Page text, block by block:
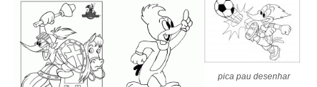
pica pau desenhar